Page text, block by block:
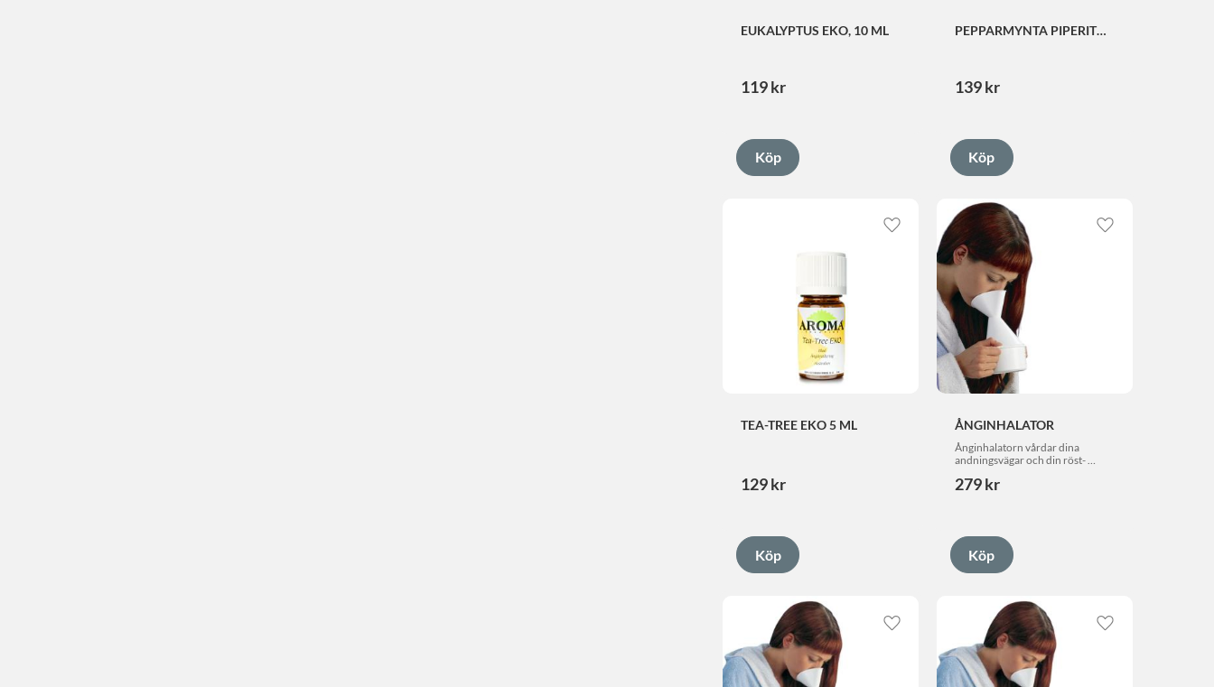
EUKALYPTUS EKO, 10 ML
119kr
PEPPARMYNTA PIPERITA
139kr
TEA-TREE EKO 5 ML
129kr
Lägg till i favoriter
ÅNGINHALATOR
Ånginhalatorn vårdar dina
andningsvägar och din röst-
förkylning!
279kr
Lägg till i
Lägg till i favoriter Lägg till i